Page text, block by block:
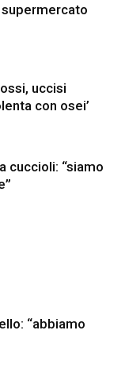
uccisi
con osei’
cuccioli: “siamo
“abbiamo